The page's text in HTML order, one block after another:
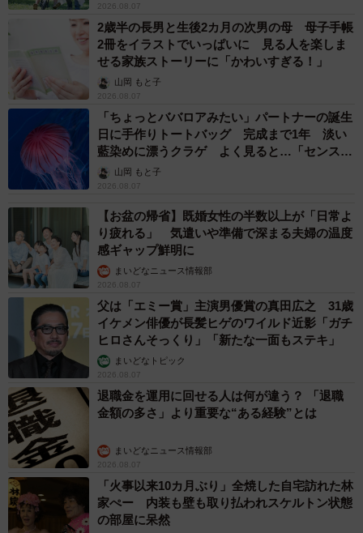
2026.08.07
2歳半の長男と生後2カ月の次男の母 母子手帳
2冊をイラストでいっぱいに 見る人を楽しま
せる家族ストーリーに「かわいすぎる！」
山岡 もと子
2026.08.07
「ちょっとババロアみたい」パートナーの誕生
日に手作りトートバッグ 完成まで1年 淡い
藍染めに漂うクラゲ よく見ると…「センスす
ごい」山岡 もと子
2026.08.07
【お盆の帰省】既婚女性の半数以上が「日常よ
り疲れる」 気遣いや準備で深まる夫婦の温度
感ギャップ鮮明に
まいどなニュース情報部
2026.08.07
父は「エミー賞」主演男優賞の真田広之 31歳
イケメン俳優が長髪ヒゲのワイルド近影「ガチ
ヒロさんそっくり」「新たな一面もステキ」
まいどなトピック
2026.08.07
退職金を運用に回せる人は何が違う？ 「退職
金額の多さ」より重要な“ある経験”とは
まいどなニュース情報部
2026.08.07
「火事以来10カ月ぶり」全焼した自宅訪れた林
家ぺー 内装も壁も取り払われスケルトン状態
の部屋に呆然